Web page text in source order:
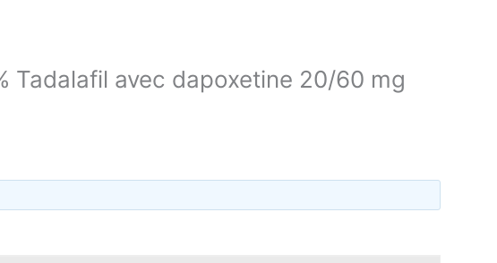
Tadalafil avec dapoxetine 20/60 mg